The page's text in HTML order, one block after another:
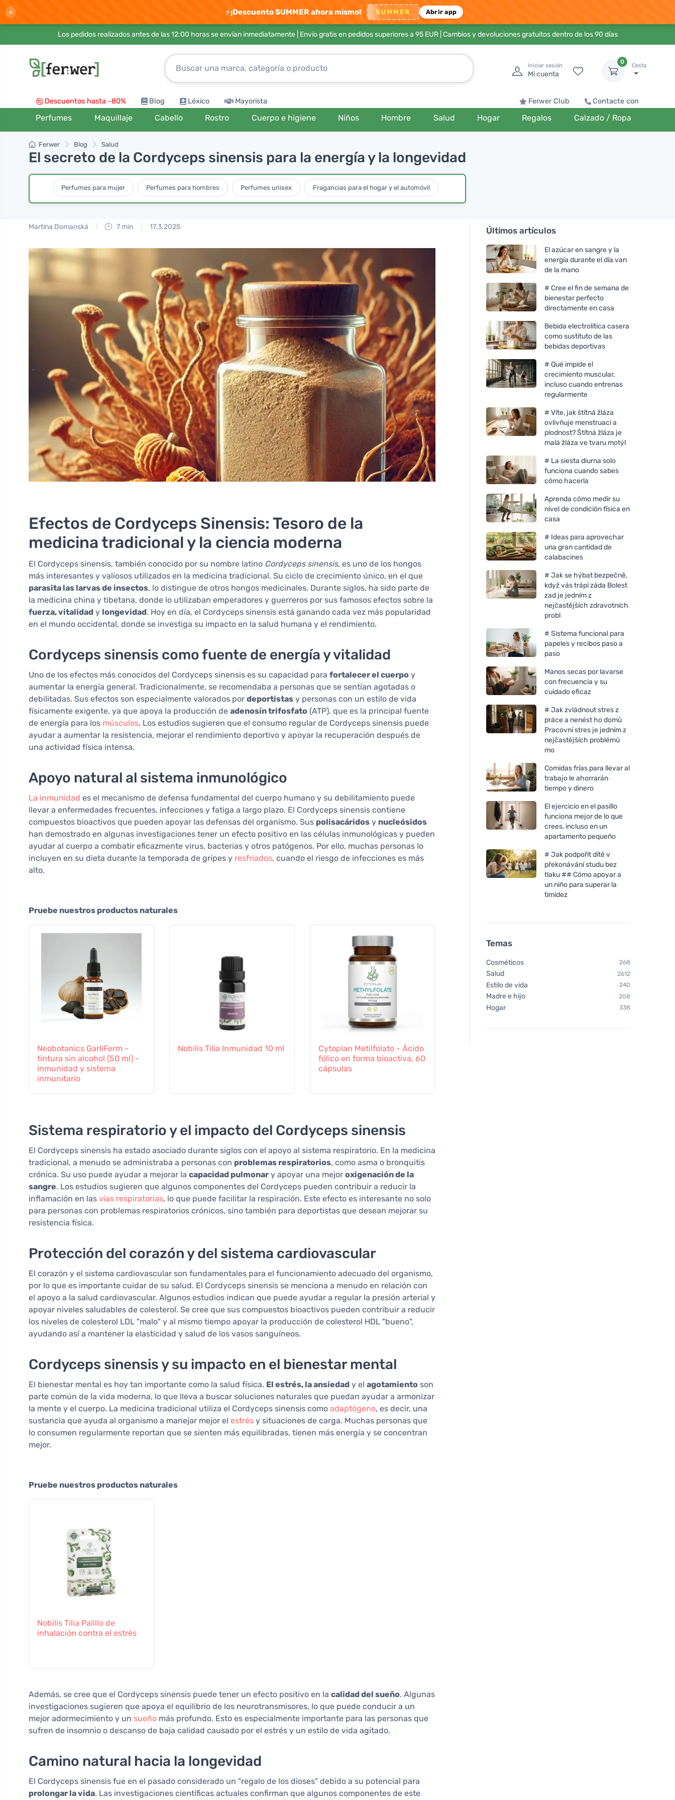
× ⚡¡Descuento SUMMER ahora mismo! SUMMER Abrir app
Los pedidos realizados antes de las 12:00 horas se envían inmediatamente | Envío gratis en pedidos superiores a 95 EUR| Cambios y devoluciones gratuitos dentro de los 90 días
Iniciar sesión
Mi cuenta
0
Cesta
Descuentos hasta -80% Blog Léxico Mayorista Ferwer Club Contacte con
Perfumes Maquillaje Cabello Rostro Cuerpo e higiene Niños Hombre Salud Hogar Regalos Calzado / Ropa
Ferwer Blog Salud
El secreto de la Cordyceps sinensis para la energía y la longevidad
Perfumes para mujer Perfumes para hombres Perfumes unisex Fragancias para el hogar y el automóvil
Martina Domanská 7 min 17.3.2025
Efectos de Cordyceps Sinensis: Tesoro de la
medicina tradicional y la ciencia moderna
El Cordyceps sinensis, también conocido por su nombre latino Cordyceps sinensis, es uno de los hongos
más interesantes y valiosos utilizados en la medicina tradicional. Su ciclo de crecimiento único, en el que
parasita las larvas de insectos, lo distingue de otros hongos medicinales. Durante siglos, ha sido parte de
la medicina china y tibetana, donde lo utilizaban emperadores y guerreros por sus famosos efectos sobre la
fuerza, vitalidad y longevidad. Hoy en día, el Cordyceps sinensis está ganando cada vez más popularidad
en el mundo occidental, donde se investiga su impacto en la salud humana y el rendimiento.
Cordyceps sinensis como fuente de energía y vitalidad
Uno de los efectos más conocidos del Cordyceps sinensis es su capacidad para fortalecer el cuerpo y
aumentar la energía general. Tradicionalmente, se recomendaba a personas que se sentían agotadas o
debilitadas. Sus efectos son especialmente valorados por deportistas y personas con un estilo de vida
físicamente exigente, ya que apoya la producción de adenosín trifosfato (ATP), que es la principal fuente
de energía para los músculos. Los estudios sugieren que el consumo regular de Cordyceps sinensis puede
ayudar a aumentar la resistencia, mejorar el rendimiento deportivo y apoyar la recuperación después de
una actividad física intensa.
Apoyo natural al sistema inmunológico
La inmunidad es el mecanismo de defensa fundamental del cuerpo humano y su debilitamiento puede
llevar a enfermedades frecuentes, infecciones y fatiga a largo plazo. El Cordyceps sinensis contiene
compuestos bioactivos que pueden apoyar las defensas del organismo. Sus polisacáridos y nucleósidos
han demostrado en algunas investigaciones tener un efecto positivo en las células inmunológicas y pueden
ayudar al cuerpo a combatir eficazmente virus, bacterias y otros patógenos. Por ello, muchas personas lo
incluyen en su dieta durante la temporada de gripes y resfriados, cuando el riesgo de infecciones es más
alto.
Pruebe nuestros productos naturales
Neobotanics GarliFerm -
tintura sin alcohol (50 ml) -
inmunidad y sistema
inmunitario
Nobilis Tilia Inmunidad 10 ml
Cytoplan Metilfolato - Ácido
fólico en forma bioactiva, 60
cápsulas
Neobotanics Imunacut Forte
Sistema respiratorio y el impacto del Cordyceps sinensis
El Cordyceps sinensis ha estado asociado durante siglos con el apoyo al sistema respiratorio. En la medicina
tradicional, a menudo se administraba a personas con problemas respiratorios, como asma o bronquitis
crónica. Su uso puede ayudar a mejorar la capacidad pulmonar y apoyar una mejor oxigenación de la
sangre. Los estudios sugieren que algunos componentes del Cordyceps pueden contribuir a reducir la
inflamación en las vías respiratorias, lo que puede facilitar la respiración. Este efecto es interesante no solo
para personas con problemas respiratorios crónicos, sino también para deportistas que desean mejorar su
resistencia física.
Protección del corazón y del sistema cardiovascular
El corazón y el sistema cardiovascular son fundamentales para el funcionamiento adecuado del organismo,
por lo que es importante cuidar de su salud. El Cordyceps sinensis se menciona a menudo en relación con
el apoyo a la salud cardiovascular. Algunos estudios indican que puede ayudar a regular la presión arterial y
apoyar niveles saludables de colesterol. Se cree que sus compuestos bioactivos pueden contribuir a reducir
los niveles de colesterol LDL "malo" y al mismo tiempo apoyar la producción de colesterol HDL "bueno",
ayudando así a mantener la elasticidad y salud de los vasos sanguíneos.
Cordyceps sinensis y su impacto en el bienestar mental
El bienestar mental es hoy tan importante como la salud física. El estrés, la ansiedad y el agotamiento son
parte común de la vida moderna, lo que lleva a buscar soluciones naturales que puedan ayudar a armonizar
la mente y el cuerpo. La medicina tradicional utiliza el Cordyceps sinensis como adaptógeno, es decir, una
sustancia que ayuda al organismo a manejar mejor el estrés y situaciones de carga. Muchas personas que
lo consumen regularmente reportan que se sienten más equilibradas, tienen más energía y se concentran
mejor.
Pruebe nuestros productos naturales
Nobilis Tilia Palillo de
inhalación contra el estrés
Además, se cree que el Cordyceps sinensis puede tener un efecto positivo en la calidad del sueño. Algunas
investigaciones sugieren que apoya el equilibrio de los neurotransmisores, lo que puede conducir a un
mejor adormecimiento y un sueño más profundo. Esto es especialmente importante para las personas que
sufren de insomnio o descanso de baja calidad causado por el estrés y un estilo de vida agitado.
Camino natural hacia la longevidad
El Cordyceps sinensis fue en el pasado considerado un "regalo de los dioses" debido a su potencial para
prolongar la vida. Las investigaciones científicas actuales confirman que algunos componentes de este
Últimos artículos
El azúcar en sangre y la
energía durante el día van
de la mano
# Cree el fin de semana de
bienestar perfecto
directamente en casa
Bebida electrolítica casera
como sustituto de las
bebidas deportivas
# Qué impide el
crecimiento muscular,
incluso cuando entrenas
regularmente
# Víte, jak štítná žláza
ovlivňuje menstruaci a
plodnost? Štítná žláza je
malá žláza ve tvaru motýl
# La siesta diurna solo
funciona cuando sabes
cómo hacerla
Aprenda cómo medir su
nivel de condición física en
casa
# Ideas para aprovechar
una gran cantidad de
calabacines
# Jak se hýbat bezpečně,
když vás trápí záda Bolest
zad je jedním z
nejčastějších zdravotních
probl
# Sistema funcional para
papeles y recibos paso a
paso
Manos secas por lavarse
con frecuencia y su
cuidado eficaz
# Jak zvládnout stres z
práce a nenést ho domů
Pracovní stres je jedním z
nejčastějších problémů
mo
Comidas frías para llevar al
trabajo le ahorrarán
tiempo y dinero
El ejercicio en el pasillo
funciona mejor de lo que
crees, incluso en un
apartamento pequeño
# Jak podpořit dítě v
překonávání studu bez
tlaku ## Cómo apoyar a
un niño para superar la
timidez
Temas
Cosméticos 268
Salud 2612
Estilo de vida 240
Madre e hijo 208
Hogar 338